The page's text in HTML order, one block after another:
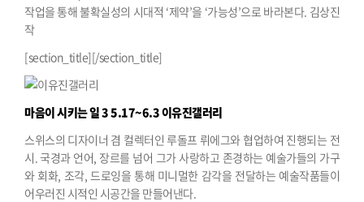
작업을 통해 불확실성의 시대적 ‘제약’을 ‘가능성’으로 바라본다. 김상진
작
[section_title][/section_title]
마음이 시키는 일 35.17~6.3 이유진갤러리
스위스의 디자이너 겸 컬렉터인 루돌프 뤼에그와 협업하여 진행되는 전
시. 국경과 언어, 장르를 넘어 그가 사랑하고 존경하는 예술가들의 가구
와 회화, 조각, 드로잉을 통해 미니멀한 감각을 전달하는 예술작품들이
어우러진 시적인 시공간을 만들어낸다.